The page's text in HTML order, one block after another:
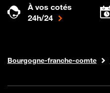
À vos cotés
24h/24
Boutique Orange
Internet fibre
Bourgogne-franche-comte